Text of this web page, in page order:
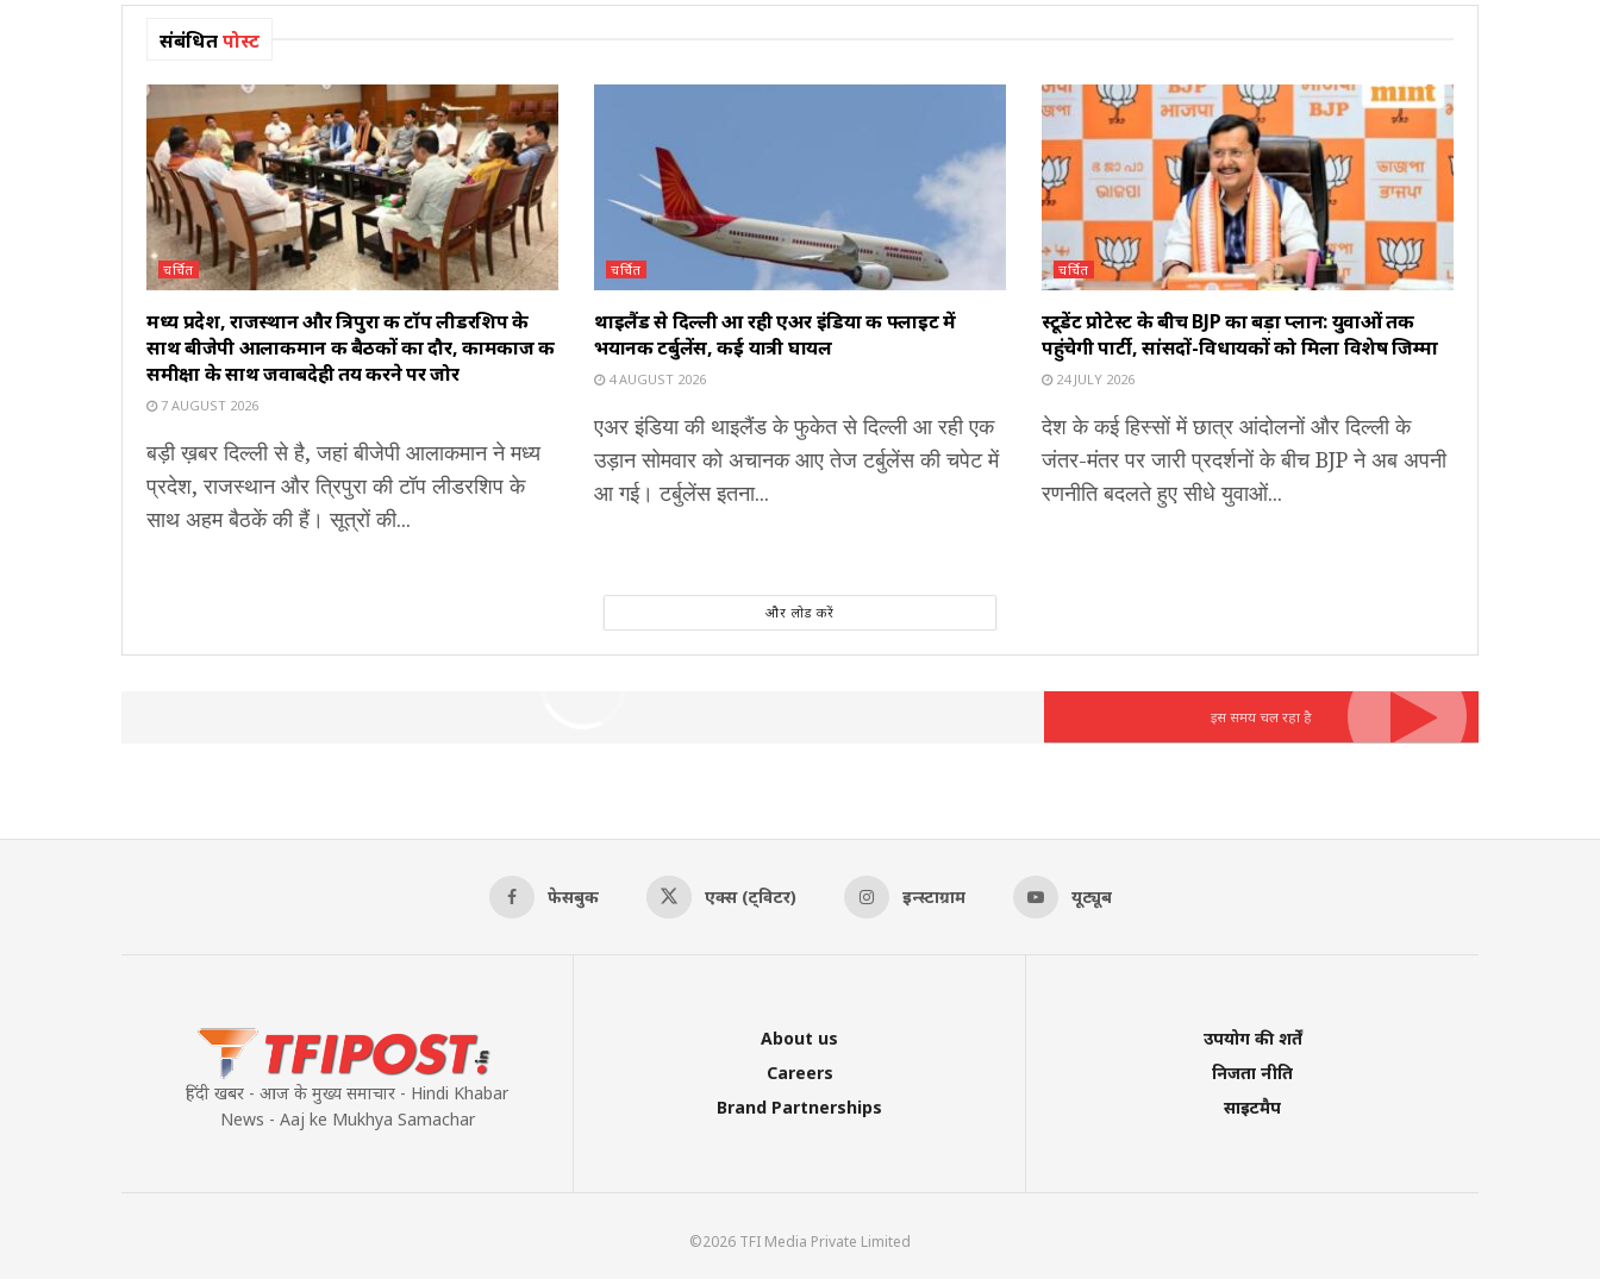
संबंधितपोस्ट
चर्चित
मध्य प्रदेश, राजस्थान और त्रिपुरा की टॉप लीडरशिप के
साथ बीजेपी आलाकमान की बैठकों का दौर, कामकाज की
समीक्षा के साथ जवाबदेही तय करने पर जोर
7 AUGUST 2026
बड़ी ख़बर दिल्ली से है, जहां बीजेपी आलाकमान ने मध्य
प्रदेश, राजस्थान और त्रिपुरा की टॉप लीडरशिप के
साथ अहम बैठकें की हैं। सूत्रों की...
चर्चित
थाइलैंड से दिल्ली आ रही एअर इंडिया की फ्लाइट में
भयानक टर्बुलेंस, कई यात्री घायल
4 AUGUST 2026
एअर इंडिया की थाइलैंड के फुकेत से दिल्ली आ रही एक
उड़ान सोमवार को अचानक आए तेज टर्बुलेंस की चपेट में
आ गई। टर्बुलेंस इतना...
चर्चित
स्टूडेंट प्रोटेस्ट के बीच BJP का बड़ा प्लान: युवाओं तक
पहुंचेगी पार्टी, सांसदों-विधायकों को मिला विशेष जिम्मा
24 JULY 2026
देश के कई हिस्सों में छात्र आंदोलनों और दिल्ली के
जंतर-मंतर पर जारी प्रदर्शनों के बीच BJP ने अब अपनी
रणनीति बदलते हुए सीधे युवाओं...
और लोड करें
इस समय चल रहा है
फेसबुक एक्स (ट्विटर) इन्स्टाग्राम यूट्यूब
हिंदी खबर - आज के मुख्य समाचार - Hindi Khabar
News - Aaj ke Mukhya Samachar
About us
Careers
Brand Partnerships
उपयोग की शर्तें
निजता नीति
साइटमैप
©2026 TFI Media Private Limited